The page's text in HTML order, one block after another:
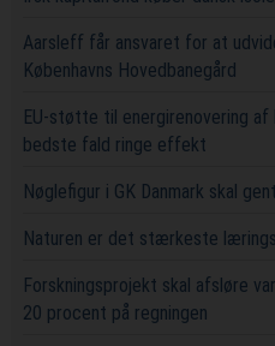
Aarsleff får ansvaret for at
Københavns Hovedbanegård
EU-støtte til energirenovering af
bedste fald ringe effekt
Nøglefigur i GK Danmark skal
Naturen er det stærkeste
Forskningsprojekt skal afsløre
20 procent på regningen